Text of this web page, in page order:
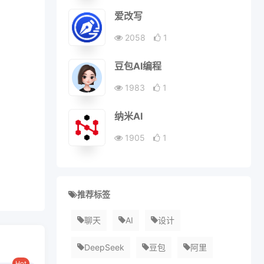
爱改写
2058 1
豆包AI编程
1983 1
纳米AI
1905 1
推荐标签
聊天 AI 设计
DeepSeek 豆包 阿里